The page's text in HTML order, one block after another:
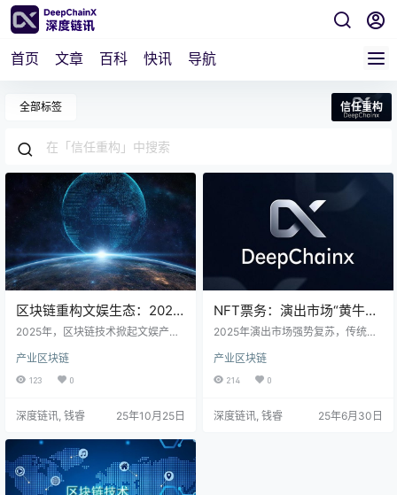
首页 文章 百科 快讯 导航
全部标签 信任重构
区块链重构文娱生态：2025
年“链改2.0”如何破解IP开发
2025年，区块链技术掀起文娱产业
上，“可信资产IPO+数链金融RWA”
双轮驱动模式引爆全球关注。杭州
术可靠性；全球16城联动构建RWA
刃而解。从Vezt平台粉丝共享版权
收益，到FilmChain项目实时票房分
成，区块链正以“不可篡改”“自动执
行”“全球流通”三大特性，重构…
产业区块链
123 0
深度链讯, 钱睿 25年10月25日
NFT票务：演出市场“黄牛假
票终结者”来了？
2025年演出市场强势复苏，传统票
务系统携区块链技术登场，以唯一
性、可追溯性重构信任机制。泰勒·
漏洞百出，NFT票务破局而出，虽
产业区块链
214 0
深度链讯, 钱睿 25年6月30日